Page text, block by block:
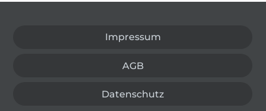
Impressum
AGB
Datenschutz